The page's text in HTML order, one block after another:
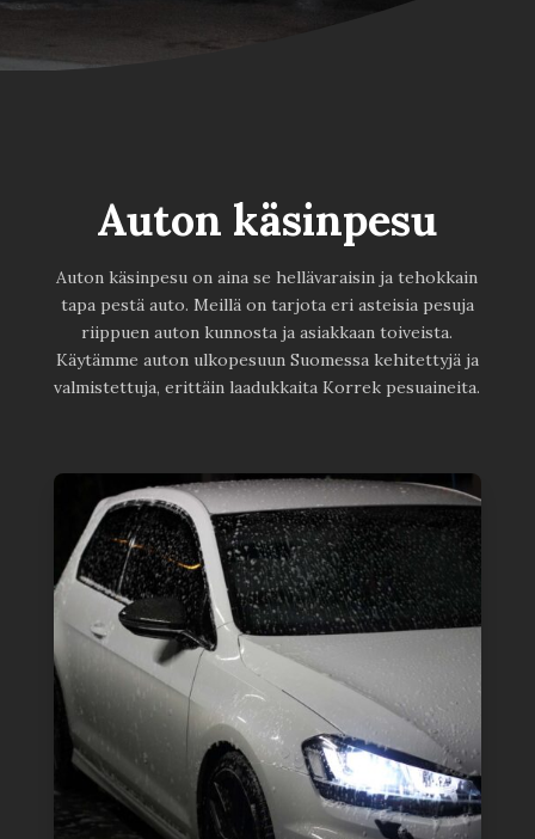
Auton käsinpesu
Auton käsinpesu on aina se hellävaraisin ja tehokkain
tapa pestä auto. Meillä on tarjota eri asteisia pesuja
riippuen auton kunnosta ja asiakkaan toiveista.
Käytämme auton ulkopesuun Suomessa kehitettyjä ja
valmistettuja, erittäin laadukkaita Korrek pesuaineita.